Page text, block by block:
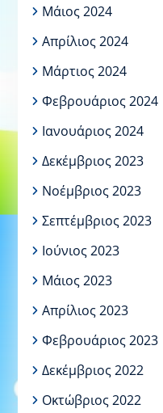
Μάιος 2024
Απρίλιος 2024
Μάρτιος 2024
Φεβρουάριος 2024
Ιανουάριος 2024
Δεκέμβριος 2023
Νοέμβριος 2023
Σεπτέμβριος 2023
Ιούνιος 2023
Μάιος 2023
Απρίλιος 2023
Φεβρουάριος 2023
Δεκέμβριος 2022
Οκτώβριος 2022